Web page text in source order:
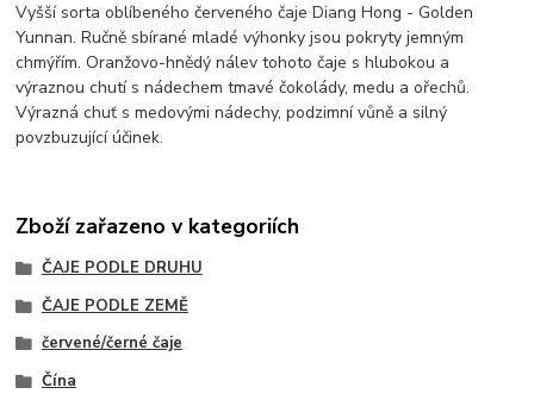
Vyšší sorta oblíbeného červeného čaje Diang Hong - Golden
Yunnan. Ručně sbírané mladé výhonky jsou pokryty jemným
chmýřím. Oranžovo-hnědý nálev tohoto čaje s hlubokou a
výraznou chutí s nádechem tmavé čokolády, medu a ořechů.
Výrazná chuť s medovými nádechy, podzimní vůně a silný
povzbuzující účinek.
Zboží zařazeno v kategoriích
ČAJE PODLE DRUHU
ČAJE PODLE ZEMĚ
červené/černé čaje
Čína